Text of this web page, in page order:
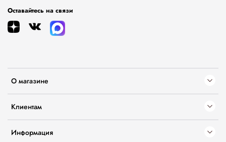
О магазине
Клиентам
Информация
Оставайтесь на связи